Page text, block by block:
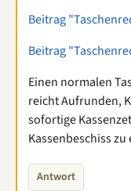
Beitrag
Beitrag
Einen normalen
reicht Aufrunden,
sofortige
Kassenbeschiss
Antwort